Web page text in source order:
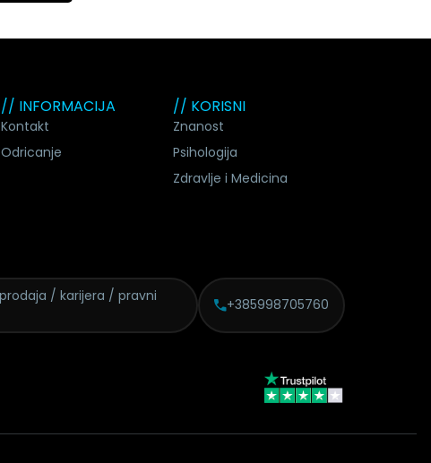
// INFORMACIJA
Kontakt
Odricanje
// KORISNI
Znanost
Psihologija
Zdravlje i Medicina
/karijera / pravni
+385998705760